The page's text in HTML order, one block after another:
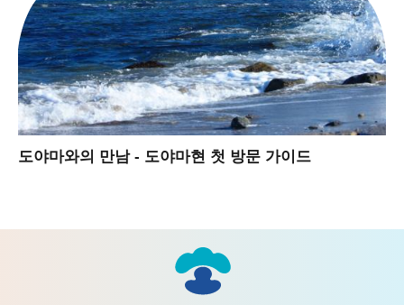
도야마와의 만남 - 도야마현 첫 방문 가이드